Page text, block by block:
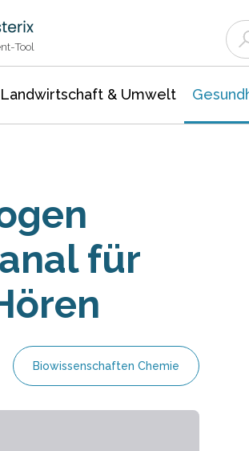
Tool
Landwirtschaft & Umwelt
für
Biowissenschaften Chemie